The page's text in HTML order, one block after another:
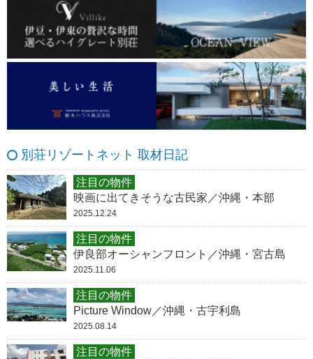
別荘リゾートネット 取材日記
注目の物件
映画に出てきそうな古民家／沖縄・本部
2025.12.24
注目の物件
伊良部オーシャンフロント／沖縄・宮古島
2025.11.06
注目の物件
Picture Window／沖縄・古宇利島
2025.08.14
注目の物件